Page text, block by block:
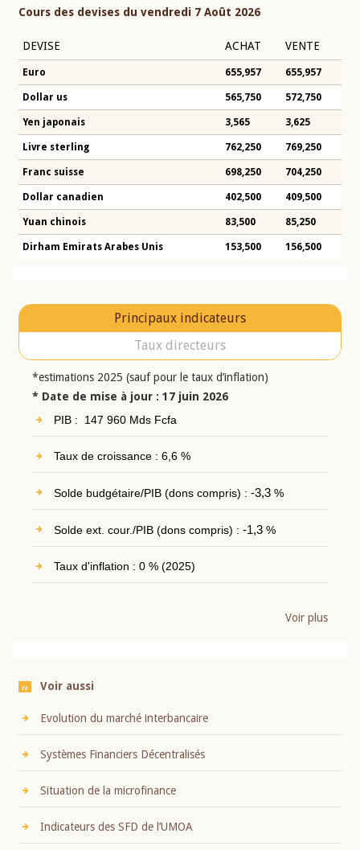
Cours des devises du vendredi 7 Août 2026
DEVISE ACHAT VENTE
Euro 655,957 655,957
Dollar us 565,750 572,750
Yen japonais 3,565 3,625
Livre sterling 762,250 769,250
Franc suisse 698,250 704,250
Dollar canadien 402,500 409,500
Yuan chinois 83,500 85,250
Dirham Emirats Arabes Unis 153,500 156,500
Principaux indicateurs
Taux directeurs
*estimations 2025 (sauf pour le taux d’inflation)
* Date de mise à jour : 17 juin 2026
PIB : 147 960 Mds Fcfa
Taux de croissance : 6,6 %
Solde budgétaire/PIB (dons compris) : -3,3%
Solde ext. cour./PIB (dons compris) : -1,3%
Taux d'inflation : 0 % (2025)
Voir plus
Voir aussi
Evolution du marché interbancaire
Systèmes Financiers Décentralisés
Situation de la microfinance
Indicateurs des SFD de l’UMOA